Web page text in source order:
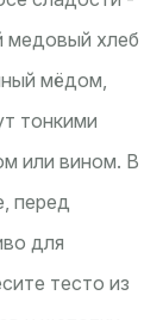
медовый хлеб
мёдом,
тонкими
или вином. В
перед
для
тесто из